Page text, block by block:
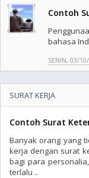
Contoh
bahasa
SENIN, 03/
SURAT KERJA
Contoh Surat
Banyak orang yang
kerja dengan surat
bagi para
terlalu ..